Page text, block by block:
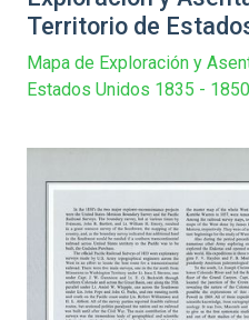
Territorio de
Mapa de Exploración y
Estados Unidos 1835 - 1850